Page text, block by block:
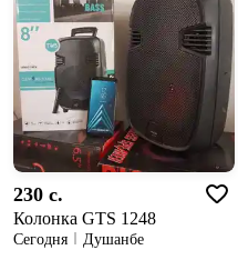
230 c.
Колонка GTS 1248
Сегодня Душанбе